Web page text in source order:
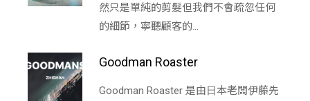
然只是單純的剪髮但我們不會疏忽任何
的細節，寧聽顧客的...
Goodman Roaster
Goodman Roaster 是由⽇本老闆伊藤先